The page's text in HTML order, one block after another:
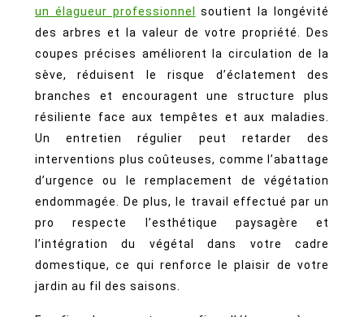
un élagueur professionnel
soutient la longévité
des arbres et la valeur de votre propriété. Des
coupes précises améliorent la circulation de la
sève, réduisent le risque d’éclatement des
branches et encouragent une structure plus
résiliente face aux tempêtes et aux maladies.
Un entretien régulier peut retarder des
interventions plus coûteuses, comme l’abattage
d’urgence ou le remplacement de végétation
endommagée. De plus, le travail effectué par un
pro respecte l’esthétique paysagère et
l’intégration du végétal dans votre cadre
domestique, ce qui renforce le plaisir de votre
jardin au fil des saisons.